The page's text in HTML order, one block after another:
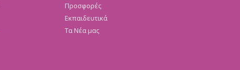
Προσφορές
Εκπαιδευτικά
Τα Νέα μας